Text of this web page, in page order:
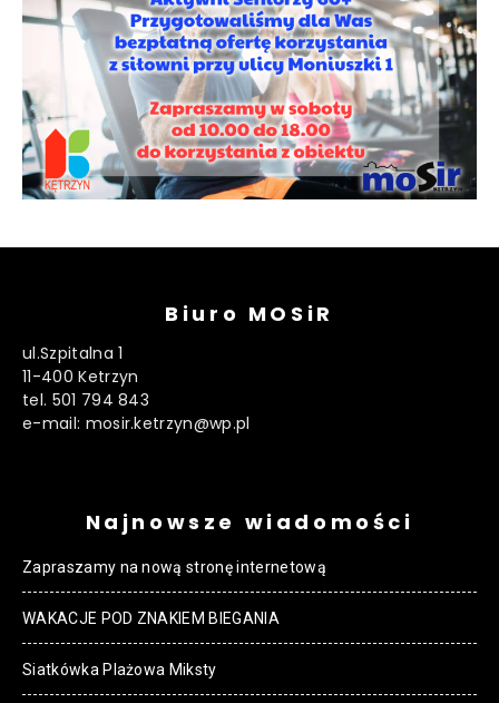
Biuro MOSiR
ul.Szpitalna 1
11-400 Ketrzyn
tel. 501 794 843
e-mail: mosir.ketrzyn@wp.pl
Najnowsze wiadomości
Zapraszamy na nową stronę internetową
WAKACJE POD ZNAKIEM BIEGANIA
Siatkówka Plażowa Miksty